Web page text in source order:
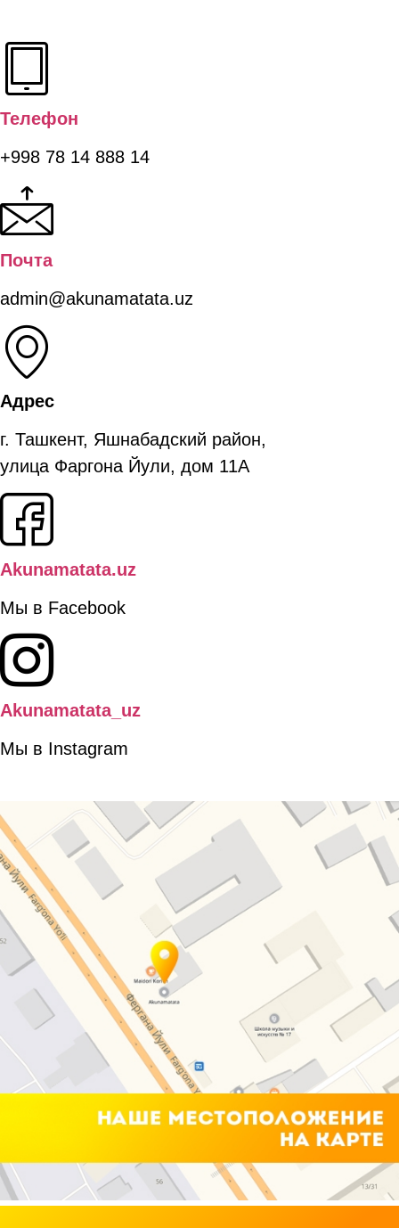
Телефон
+998 78 14 888 14
Почта
admin@akunamatata.uz
Адрес
г. Ташкент, Яшнабадский район,
улица Фаргона Йули, дом 11А
Akunamatata.uz
Мы в Facebook
Akunamatata_uz
Мы в Instagram